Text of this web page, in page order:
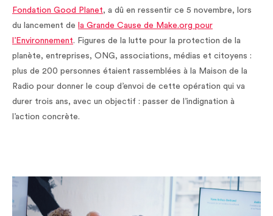
Fondation Good Planet, a dû en ressentir ce 5 novembre, lors
du lancement de la Grande Cause de Make.org pour
l’Environnement. Figures de la lutte pour la protection de la
planète, entreprises, ONG, associations, médias et citoyens :
plus de 200 personnes étaient rassemblées à la Maison de la
Radio pour donner le coup d’envoi de cette opération qui va
durer trois ans, avec un objectif : passer de l’indignation à
l’action concrète.